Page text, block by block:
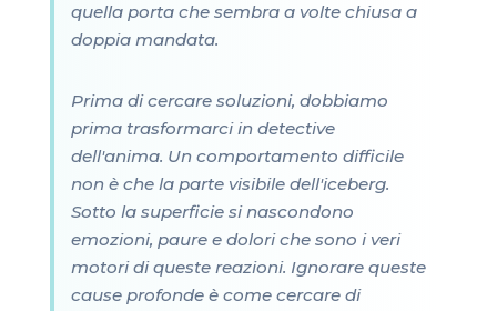
quella porta che sembra a volte chiusa a
doppia mandata.
Prima di cercare soluzioni, dobbiamo
prima trasformarci in detective
dell'anima. Un comportamento difficile
non è che la parte visibile dell'iceberg.
Sotto la superficie si nascondono
emozioni, paure e dolori che sono i veri
motori di queste reazioni. Ignorare queste
cause profonde è come cercare di